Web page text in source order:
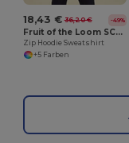
18,43 € 36,20 € -49%
Fruit of the Loom SC361C
Zip Hoodie Sweatshirt
+5 Farben